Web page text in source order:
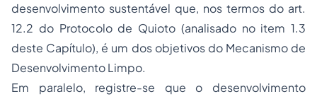
desenvolvimento sustentável que, nos termos do art.
12.2 do Protocolo de Quioto (analisado no item 1.3
deste Capítulo), é um dos objetivos do Mecanismo de
Desenvolvimento Limpo.
Em paralelo, registre-se que o desenvolvimento